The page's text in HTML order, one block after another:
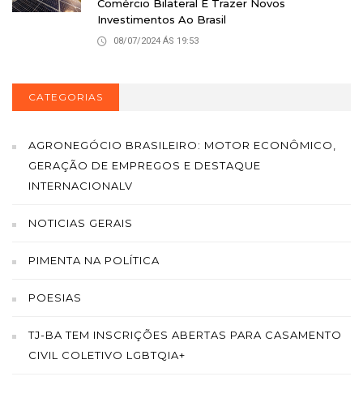
Comércio Bilateral E Trazer Novos
Investimentos Ao Brasil
08/07/2024 ÁS 19:53
CATEGORIAS
AGRONEGÓCIO BRASILEIRO: MOTOR ECONÔMICO,
GERAÇÃO DE EMPREGOS E DESTAQUE
INTERNACIONALV
NOTICIAS GERAIS
PIMENTA NA POLÍTICA
POESIAS
TJ-BA TEM INSCRIÇÕES ABERTAS PARA CASAMENTO
CIVIL COLETIVO LGBTQIA+